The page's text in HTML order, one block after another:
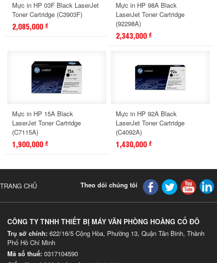
Mực in HP 03F Black LaserJet
Toner Cartridge (C3903F)
2,085,000 đ
Mực in HP 98A Black
LaserJet Toner Cartridge
(92298A)
2,343,000 đ
Mực in HP 15A Black
LaserJet Toner Cartridge
(C7115A)
1,900,000 đ
Mực in HP 92A Black
LaserJet Toner Cartridge
(C4092A)
1,430,000 đ
TRANG CHỦ Theo dõi chúng tôi
CÔNG TY TNHH THIẾT BỊ MÁY VĂN PHÒNG HOÀNG CỐ ĐÔ
Trụ sở chính: 622/16/5 Cộng Hòa, Phường 13, Quận Tân Binh, Thành
Phố Hồ Chí Minh
Mã số thuế: 0317104590